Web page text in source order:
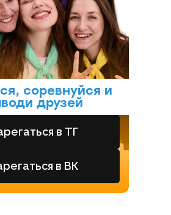
соревнуйся и
друзей
в ТГ
в ВК